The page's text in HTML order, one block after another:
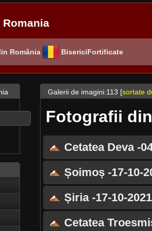
România BisericiFortificate
Galerii de imagini:113 [sortate
Fotografii
Cetatea Deva -
Șoimoș -17-10-
Șiria -17-10-2021
Cetatea